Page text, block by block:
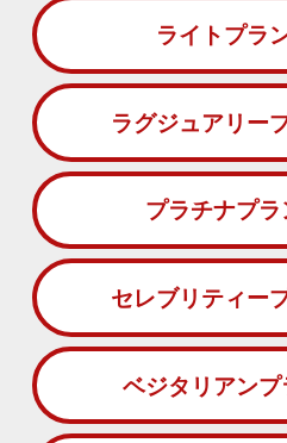
ライトプラ
ラグジュアリー
プラチナプラ
セレブリティー
ベジタリアンプ